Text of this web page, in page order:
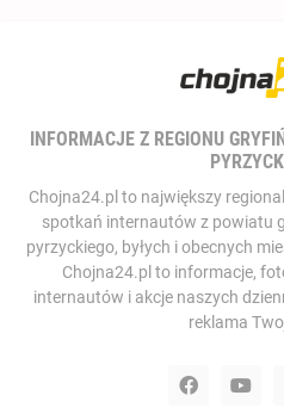
INFORMACJE Z REGIONU
Chojna24.pl to największy
spotkań internautów z powiatu
pyrzyckiego, byłych i obecnych
Chojna24.pl to informacje,
internautów i akcje naszych
reklama